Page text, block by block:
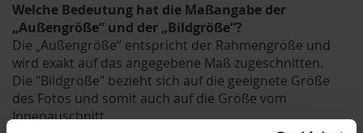
Welche Bedeutung hat die Maßangabe der
„Außengröße“ und der „Bildgröße“?
Die „Außengröße“ entspricht der Rahmengröße und
wird exakt auf das angegebene Maß zugeschnitten.
Die "Bildgröße" bezieht sich auf die geeignete Größe
des Fotos und somit auch auf die Größe vom
Innenauschnitt.